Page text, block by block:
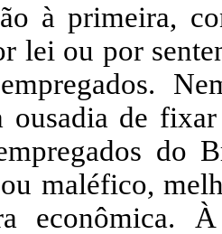
à primeira,
lei ou por
ousadia de
do
maléfico,
econômica.